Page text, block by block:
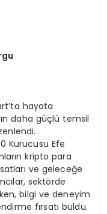
hayata
daha güçlü temsil
Kurucusu Efe
kripto para
ve geleceğe
sektörde
bilgi ve deneyim
fırsatı buldu.